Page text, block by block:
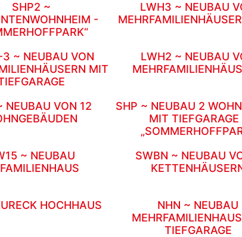
SHP2 ~
-
LWH3 ~ NEUBAU
3 ~ NEUBAU VON
MIT
LWH2 ~ NEUBAU
NEUBAU VON 12
SHP ~ NEUBAU 2
MIT TIEFGARAGE
~ NEUBAU
SWBN ~ NEUBAU
HOCHHAUS
NHN ~ NEUBAU
TIEFGARAGE